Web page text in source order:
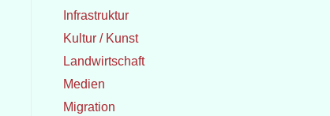
Infrastruktur
Kultur / Kunst
Landwirtschaft
Medien
Migration